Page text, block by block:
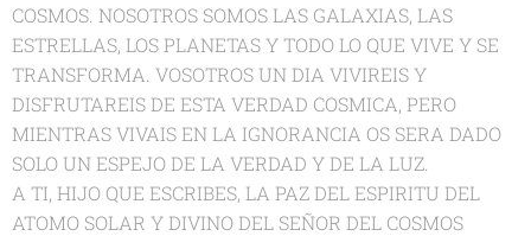
COSMOS. NOSOTROS SOMOS LAS GALAXIAS, LAS
ESTRELLAS, LOS PLANETAS Y TODO LO QUE VIVE Y SE
TRANSFORMA. VOSOTROS UN DIA VIVIREIS Y
DISFRUTAREIS DE ESTA VERDAD COSMICA, PERO
MIENTRAS VIVAIS EN LA IGNORANCIA OS SERA DADO
SOLO UN ESPEJO DE LA VERDAD Y DE LA LUZ.
A TI, HIJO QUE ESCRIBES, LA PAZ DEL ESPIRITU DEL
ATOMO SOLAR Y DIVINO DEL SEÑOR DEL COSMOS